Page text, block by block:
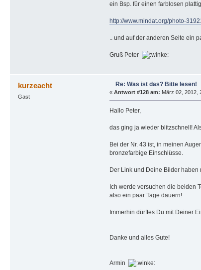
ein Bsp. für einen farblosen
http://www.mindat.org/photo-
.. und auf der anderen Seite ein
Gruß Peter
kurzeacht
Gast
Re: Was ist das? Bitte lesen!
« Antwort #128 am: März 02, 2012,
Hallo Peter,
das ging ja wieder blitzschnell!
Bei der Nr. 43 ist, in meinen
bronzefarbige Einschlüsse.
Der Link und Deine Bilder
Ich werde versuchen die beiden
also ein paar Tage dauern!
Immerhin dürftes Du mit Deiner
Danke und alles Gute!
Armin